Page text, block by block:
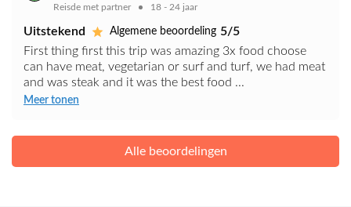
Reisde met partner 18 - 24 jaar
Uitstekend Algemene beoordeling 5/5
First thing first this trip was amazing 3x food choose
can have meat, vegetarian or surf and turf, we had meat
and was steak and it was the best food ...
Meer tonen
Alle beoordelingen